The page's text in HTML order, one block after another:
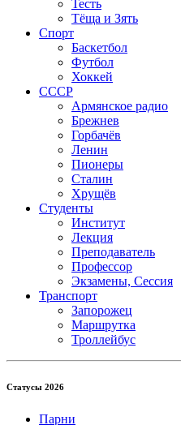
Тесть
Тёща и Зять
Спорт
Баскетбол
Футбол
Хоккей
СССР
Армянское радио
Брежнев
Горбачёв
Ленин
Пионеры
Сталин
Хрущёв
Студенты
Институт
Лекция
Преподаватель
Профессор
Экзамены, Сессия
Транспорт
Запорожец
Маршрутка
Троллейбус
Статуcы 2026
Парни